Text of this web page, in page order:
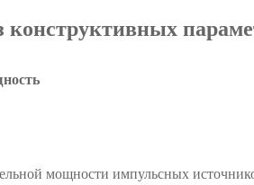
конструктивных
мощности импульсных